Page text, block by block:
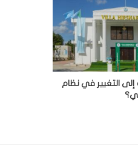
التغيير في نظام